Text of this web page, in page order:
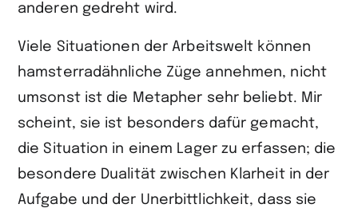
anderen gedreht wird.
Viele Situationen der Arbeitswelt können
hamsterradähnliche Züge annehmen, nicht
umsonst ist die Metapher sehr beliebt. Mir
scheint, sie ist besonders dafür gemacht,
die Situation in einem Lager zu erfassen; die
besondere Dualität zwischen Klarheit in der
Aufgabe und der Unerbittlichkeit, dass sie